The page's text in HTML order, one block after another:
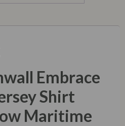
Embrace
Shirt
Maritime